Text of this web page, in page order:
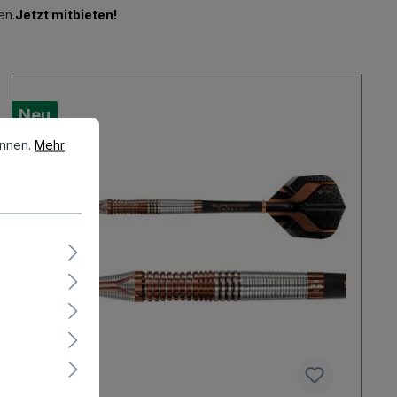
Jetzt mitbieten!
Neu
Mehr Informationen ...
Mehr